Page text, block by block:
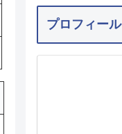
プロフィール